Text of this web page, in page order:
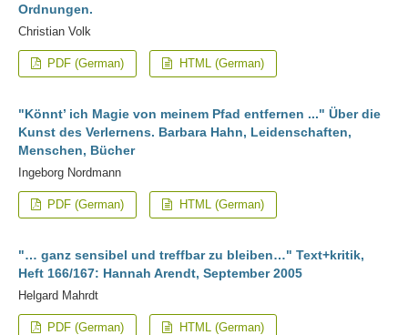
Ordnungen.
Christian Volk
PDF (German) HTML (German)
"Könnt’ ich Magie von meinem Pfad entfernen ..." Über die
Kunst des Verlernens. Barbara Hahn, Leidenschaften,
Menschen, Bücher
Ingeborg Nordmann
PDF (German) HTML (German)
"… ganz sensibel und treffbar zu bleiben…" Text+kritik,
Heft 166/167: Hannah Arendt, September 2005
Helgard Mahrdt
PDF (German) HTML (German)